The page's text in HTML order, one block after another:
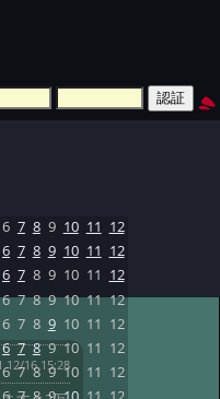
12/16 15:28
6 7 8 9 10 11 12
6 7 8 9 10 11 12
6 7 8 9 10 11 12
6 7 8 9 10 11 12
6 7 8 9 10 11 12
6 7 8 9 10 11 12
6 7 8 9 10 11 12